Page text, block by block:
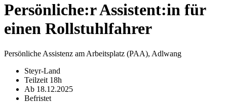
Persönliche:r Assistent:in für
einen Rollstuhlfahrer
Persönliche Assistenz am Arbeitsplatz (PAA), Adlwang
Steyr-Land
Teilzeit 18h
Ab 18.12.2025
Befristet